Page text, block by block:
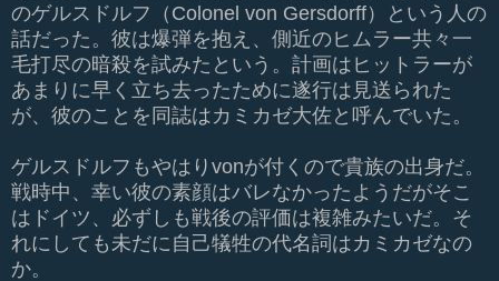
のゲルスドルフ（Colonel von Gersdorff）という人の
話だった。彼は爆弾を抱え、側近のヒムラー共々一
毛打尽の暗殺を試みたという。計画はヒットラーが
あまりに早く立ち去ったために遂行は見送られた
が、彼のことを同誌はカミカゼ大佐と呼んでいた。
ゲルスドルフもやはりvonが付くので貴族の出身だ。
戦時中、幸い彼の素顔はバレなかったようだがそこ
はドイツ、必ずしも戦後の評価は複雑みたいだ。そ
れにしても未だに自己犠牲の代名詞はカミカゼなの
か。